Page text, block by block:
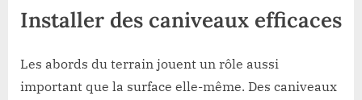
Installer des caniveaux efficaces
Les abords du terrain jouent un rôle aussi
important que la surface elle-même. Des caniveaux